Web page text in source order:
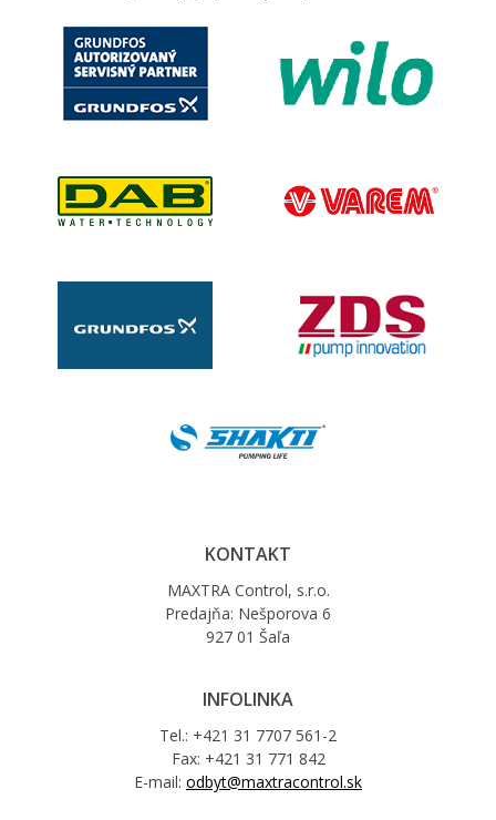
KONTAKT
MAXTRA Control, s.r.o.
Predajňa: Nešporova 6
927 01 Šaľa
INFOLINKA
Tel.: +421 31 7707 561-2
Fax: +421 31 771 842
E-mail: odbyt@maxtracontrol.sk